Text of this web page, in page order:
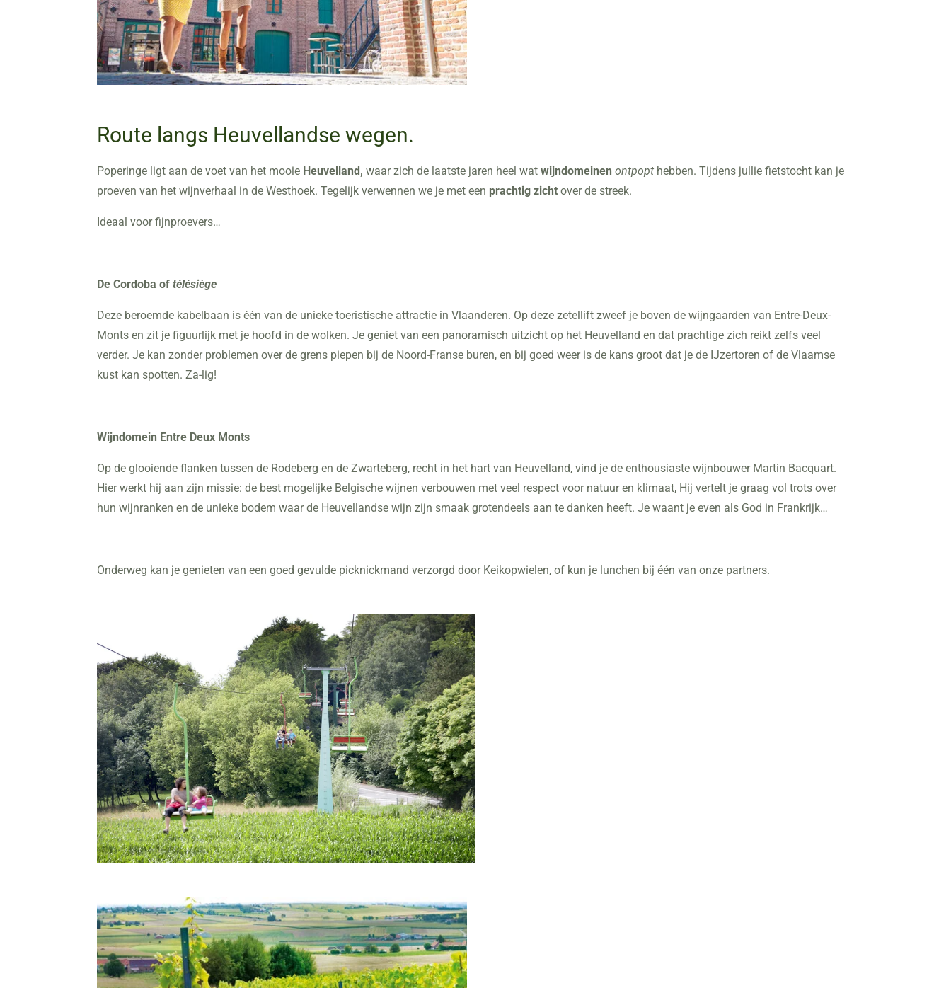
Route langs Heuvellandse wegen.
Poperinge ligt aan de voet van het mooie Heuvelland, waar zich de laatste jaren heel wat wijndomeinen ontpopt hebben. Tijdens jullie fietstocht kan je
proeven van het wijnverhaal in de Westhoek. Tegelijk verwennen we je met een prachtig zicht over de streek.
Ideaal voor fijnproevers…
De Cordoba of télésiège
Deze beroemde kabelbaan is één van de unieke toeristische attractie in Vlaanderen. Op deze zetellift zweef je boven de wijngaarden van Entre-Deux-
Monts en zit je figuurlijk met je hoofd in de wolken. Je geniet van een panoramisch uitzicht op het Heuvelland en dat prachtige zich reikt zelfs veel
verder. Je kan zonder problemen over de grens piepen bij de Noord-Franse buren, en bij goed weer is de kans groot dat je de IJzertoren of de Vlaamse
kust kan spotten. Za-lig!
Wijndomein Entre Deux Monts
Op de glooiende flanken tussen de Rodeberg en de Zwarteberg, recht in het hart van Heuvelland, vind je de enthousiaste wijnbouwer Martin Bacquart.
Hier werkt hij aan zijn missie: de best mogelijke Belgische wijnen verbouwen met veel respect voor natuur en klimaat, Hij vertelt je graag vol trots over
hun wijnranken en de unieke bodem waar de Heuvellandse wijn zijn smaak grotendeels aan te danken heeft. Je waant je even als God in Frankrijk…
Onderweg kan je genieten van een goed gevulde picknickmand verzorgd door Keikopwielen, of kun je lunchen bij één van onze partners.